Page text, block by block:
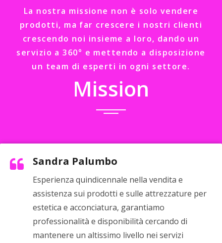
La nostra missione non è solo vendere
prodotti, ma far crescere i nostri clienti
crescendo noi insieme a loro, dando un
servizio a 360° e mettendo a disposizione
un team di esperti in ogni settore.
Mission
Sandra Palumbo
Esperienza quindicennale nella vendita e
assistenza sui prodotti e sulle attrezzature per
estetica e acconciatura, garantiamo
professionalità e disponibilità cercando di
mantenere un altissimo livello nei servizi